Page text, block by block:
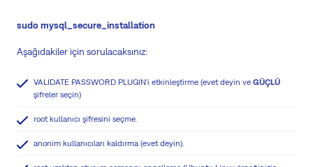
sudo mysql_secure_installation
Aşağıdakiler için sorulacaksınız:
VALIDATE PASSWORD PLUGIN'i etkinleştirme (evet deyin ve GÜÇLÜ
şifreler seçin)
root kullanıcı şifresini seçme.
anonim kullanıcıları kaldırma (evet deyin).